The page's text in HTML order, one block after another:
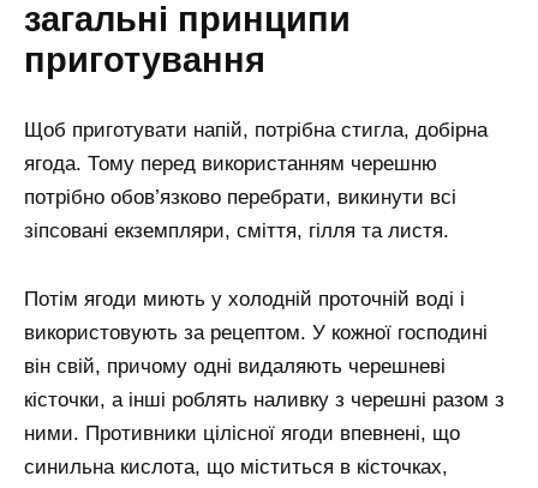
загальні принципи
приготування
Щоб приготувати напій, потрібна стигла, добірна
ягода. Тому перед використанням черешню
потрібно обов’язково перебрати, викинути всі
зіпсовані екземпляри, сміття, гілля та листя.
Потім ягоди миють у холодній проточній воді і
використовують за рецептом. У кожної господині
він свій, причому одні видаляють черешневі
кісточки, а інші роблять наливку з черешні разом з
ними. Противники цілісної ягоди впевнені, що
синильна кислота, що міститься в кісточках,